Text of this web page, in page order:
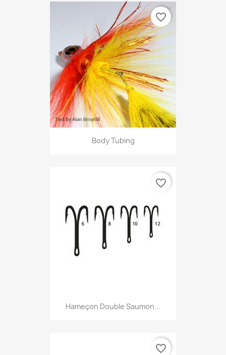
Body Tubing
favorite_border
Hameçon Double Saumon...
favorite_border
favorite_border